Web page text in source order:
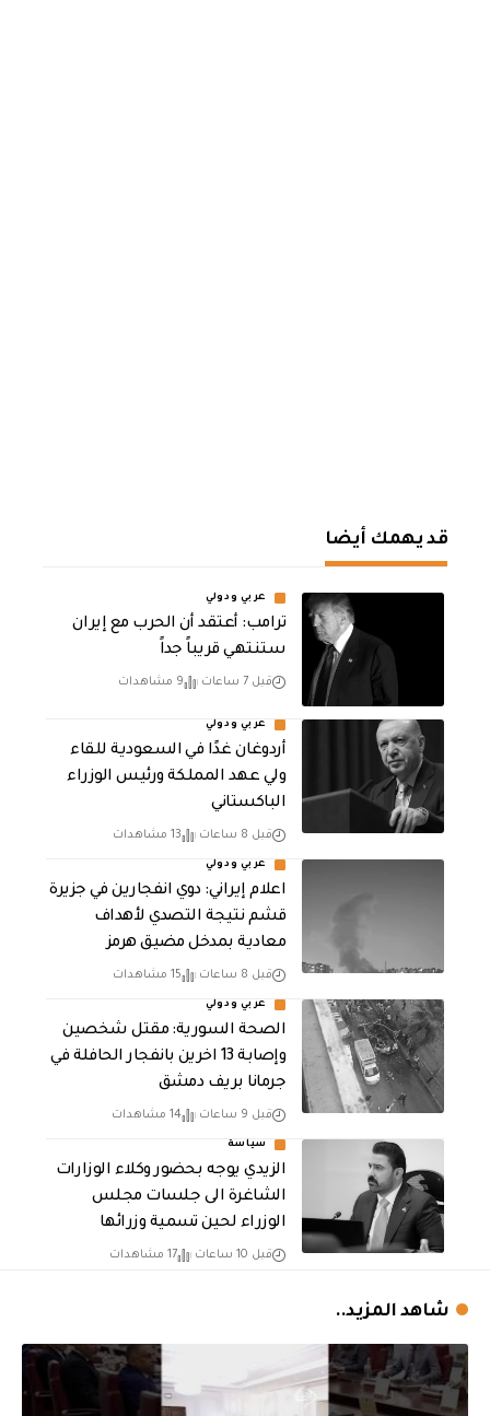
قد يهمك أيضا
عربي ودولي
‏ترامب: أعتقد أن الحرب مع إيران
ستنتهي قريباً جداً
قبل 7 ساعات 9 مشاهدات
عربي ودولي
أردوغان غدًا في السعودية للقاء
ولي عهد المملكة ورئيس الوزراء
الباكستاني
قبل 8 ساعات 13 مشاهدات
عربي ودولي
اعلام إيراني: دوي انفجارين في جزيرة
قشم نتيجة التصدي لأهداف
معادية بمدخل مضيق هرمز
قبل 8 ساعات 15 مشاهدات
عربي ودولي
الصحة السورية: مقتل شخصين
وإصابة 13 اخرين بانفجار الحافلة في
جرمانا بريف دمشق
قبل 9 ساعات 14 مشاهدات
سياسة
الزيدي يوجه بحضور وكلاء الوزارات
الشاغرة الى جلسات مجلس
الوزراء لحين تسمية وزرائها
قبل 10 ساعات 17 مشاهدات
شاهد المزيد..